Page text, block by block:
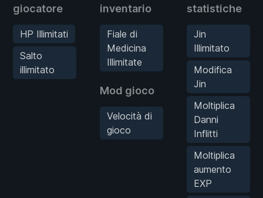
giocatore
HP Illimitati
Salto
illimitato
inventario
Fiale di
Medicina
Illimitate
Mod gioco
Velocità di
gioco
statistiche
Jin
Illimitato
Modifica
Jin
Moltiplica
Danni
Inflitti
Moltiplica
aumento
EXP